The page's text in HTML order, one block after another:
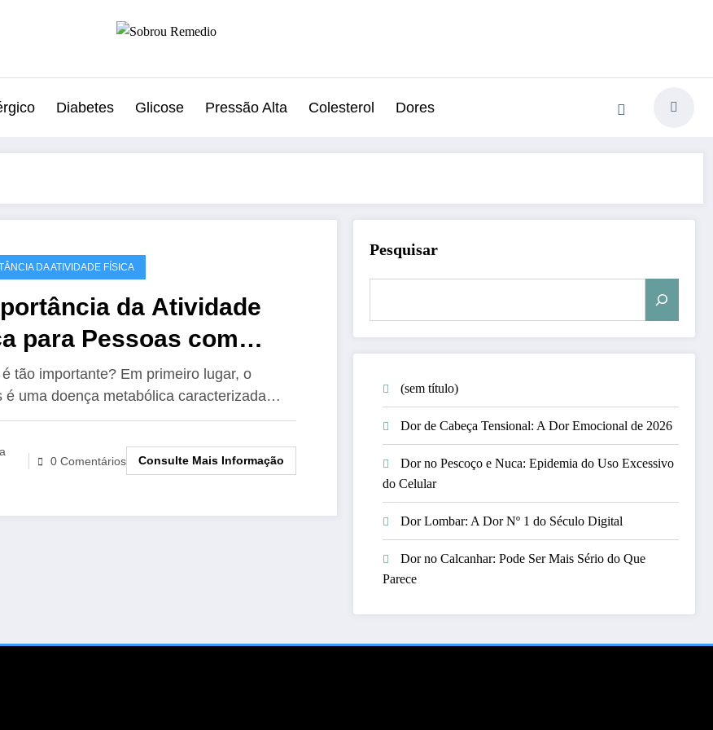
Diabetes Glicose Pressão Alta Colesterol Dores
DA ATIVIDADE FÍSICA
da Atividade
para Pessoas com
tão importante? Em primeiro lugar, o
é uma doença metabólica caracterizada…
0 Comentários Consulte Mais Informação
Pesquisar
(sem título)
Dor de Cabeça Tensional: A Dor Emocional de 2026
Dor no Pescoço e Nuca: Epidemia do Uso Excessivo
do Celular
Dor Lombar: A Dor Nº 1 do Século Digital
Dor no Calcanhar: Pode Ser Mais Sério do Que
Parece